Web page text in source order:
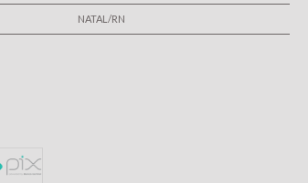
NATAL/RN